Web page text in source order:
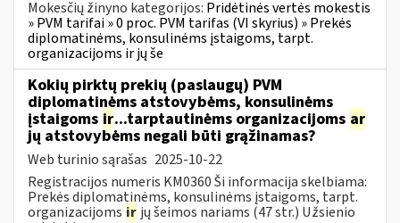
Mokesčių žinyno kategorijos: Pridėtinės vertės mokestis
» PVM tarifai » 0 proc. PVM tarifas (VI skyrius) » Prekės
diplomatinėms, konsulinėms įstaigoms, tarpt.
organizacijoms ir jų še
Kokių pirktų prekių (paslaugų) PVM
diplomatinėms atstovybėms, konsulinėms
įstaigoms ir...tarptautinėms organizacijoms ar
jų atstovybėms negali būti grąžinamas?
Web turinio sąrašas 2025-10-22
Registracijos numeris KM0360 Ši informacija skelbiama:
Prekės diplomatinėms, konsulinėms įstaigoms, tarpt.
organizacijoms ir jų šeimos nariams (47 str.) Užsienio